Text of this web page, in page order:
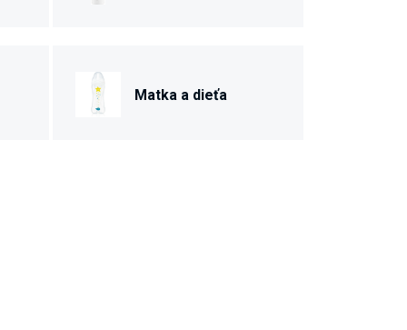
Matka a dieťa